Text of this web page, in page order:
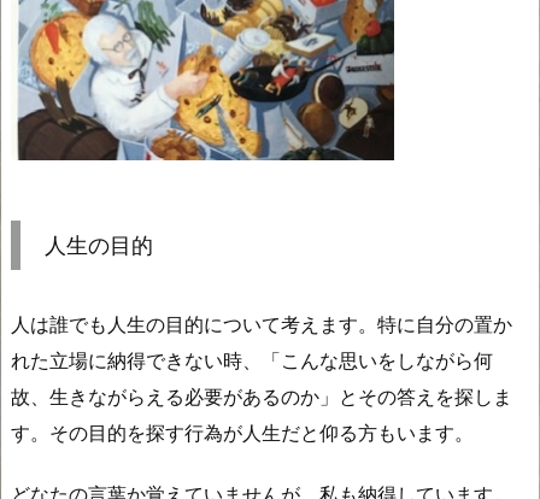
人生の目的
人は誰でも人生の目的について考えます。特に自分の置か
れた立場に納得できない時、「こんな思いをしながら何
故、生きながらえる必要があるのか」とその答えを探しま
す。その目的を探す行為が人生だと仰る方もいます。
どなたの言葉か覚えていませんが、私も納得しています。